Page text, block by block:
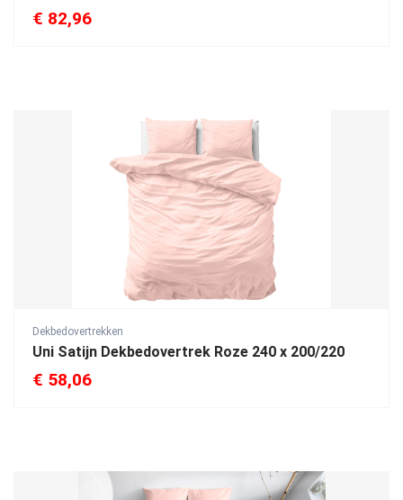
€ 82,96
Dekbedovertrekken
Uni Satijn Dekbedovertrek Roze 240 x 200/220
€ 58,06